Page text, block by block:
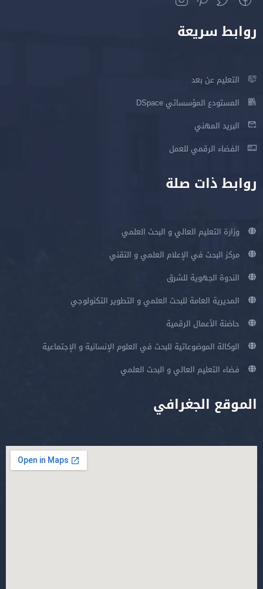
روابط سريعة
التعليم عن بعد
المستودع المؤسساتي DSpace
البريد المهني
الفضاء الرقمي للعمل
روابط ذات صلة
وزارة التعليم العالي و البحث العلمي
مركز البحث في الإعلام العلمي و التقني
الندوة الجهوية للشرق
المديرية العامة للبحث العلمي و التطوير التكنولوجي
حاضنة الأعمال الرقمية
الوكالة الموضوعاتية للبحث في العلوم الإنسانية و الإجتماعية
فضاء التعليم العالي و البحث العلمي
الموقع الجغرافي